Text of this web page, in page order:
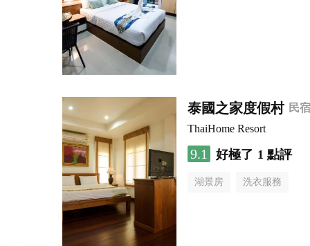
泰國之家度假村 民宿
ThaiHome Resort
9.1 好極了 1 點評
湖景房 洗衣服務